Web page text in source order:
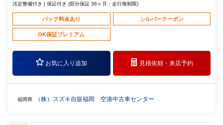
法定整備付き | 保証付き (部分保証 36ヶ月：走行無制限)
パック料金あり シルバークーポン
OK保証プレミアム
お気に入り追加 見積依頼・来店予約
福岡県 （株）スズキ自販福岡 空港中古車センター